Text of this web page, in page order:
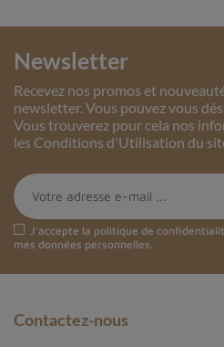
Newsletter
Recevez nos promos et
newsletter. Vous pouvez vous
Vous trouverez pour cela nos
les Conditions d'Utilisation du
J'accepte la politique de
mes données personnelles.
Contactez-nous